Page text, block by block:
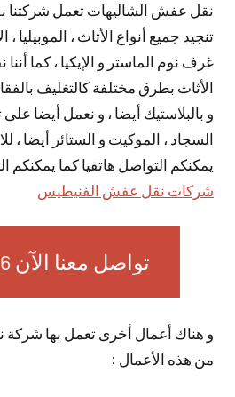
نقل عفش الشاليهات تعمل شركتنا
تنجيد جميع أنواع الأثاث ، الموبيليا ،
غرف نوم الماستر و الإيكيا ، كما
الأثاث بطرق مختلفة كالتغليف
و بالبلاستيك أيضا ، و نعمل أيضا
السجاد ، الموكيت و الستائر أيضا ،
يمكنكم التواصل هاتفيا كما يمكنكم
شركات نقل عفش الفنيطيس
تواصل معنا الآن 50993766
و هناك أعمال أخرى تعمل بها
من هذه الأعمال :